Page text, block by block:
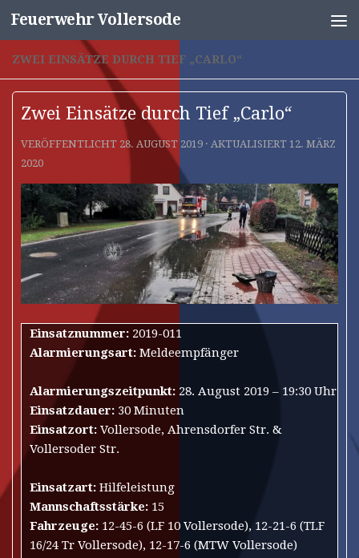
Unter dem Inhalt
Feuerwehr Vollersode
ZWEI EINSÄTZE DURCH TIEF „CARLO“
Zwei Einsätze durch Tief „Carlo“
VERÖFFENTLICHT 28. AUGUST 2019 · AKTUALISIERT 12. MÄRZ
2020
Einsatznummer: 2019-011
Alarmierungsart: Meldeempfänger
Alarmierungszeitpunkt: 28. August 2019 – 19:30 Uhr
Einsatzdauer: 30 Minuten
Einsatzort: Vollersode, Ahrensdorfer Str. &
Vollersoder Str.
Einsatzart: Hilfeleistung
Mannschaftsstärke: 15
Fahrzeuge: 12-45-6 (LF 10 Vollersode), 12-21-6 (TLF
16/24 Tr Vollersode), 12-17-6 (MTW Vollersode)